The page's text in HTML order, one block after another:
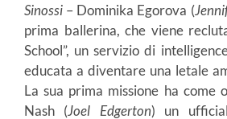
Sinossi – Dominika Egorova (
prima ballerina, che viene
School”, un servizio di
educata a diventare una letale
La sua prima missione ha come
Nash (Joel Edgerton) un